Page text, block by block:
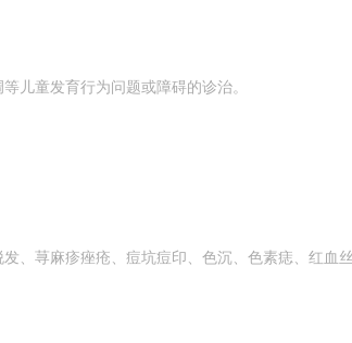
儿童发育行为问题或障碍的诊治。
、荨麻疹痤疮、痘坑痘印、色沉、色素痣、红